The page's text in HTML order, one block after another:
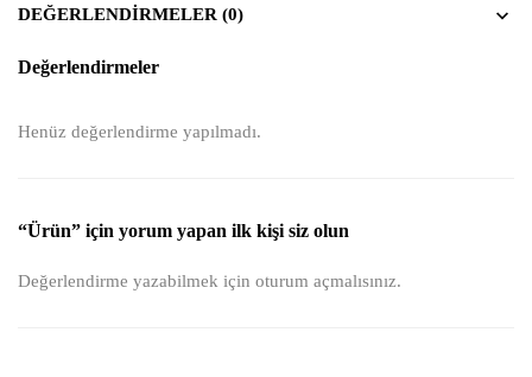
DEĞERLENDIRMELER (0)
Değerlendirmeler
Henüz değerlendirme yapılmadı.
“Ürün” için yorum yapan ilk kişi siz olun
Değerlendirme yazabilmek için oturum açmalısınız.